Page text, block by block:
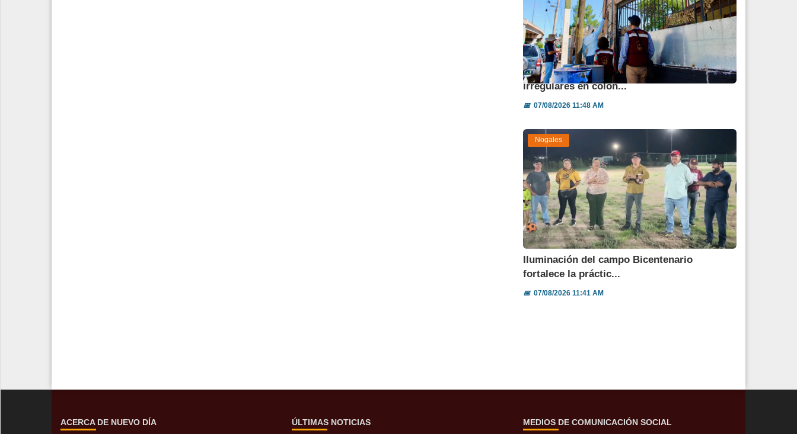
Avanza regularización de 900 lotes
irregulares en colon...
📅07/08/2026 11:48 AM
Nogales
Iluminación del campo Bicentenario
fortalece la práctic...
📅07/08/2026 11:41 AM
ACERCA DE NUEVO DÍA ÚLTIMAS NOTICIAS MEDIOS DE COMUNICACIÓN SOCIAL